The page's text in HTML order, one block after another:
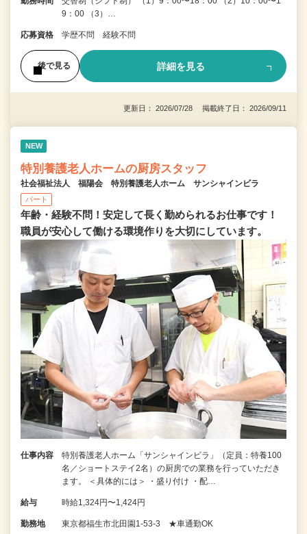
9：00 （3）…
応募資格 学歴不問 経験不問
後で見る 詳細を見る
更新日： 2026/07/28 掲載終了日： 2026/09/11
NEW
特別養護老人ホームの厨房スタッフ
社会福祉法人 福陽会 特別養護老人ホーム サンシャインビラ
パート
年齢・経験不問！安定して長く勤められるお仕事です！
職員が安心して働ける環境作りを大切にしています。
仕事内容
特別養護老人ホーム「サンシャインビラ」（定員：特養100
名／ショートステイ2名）の厨房での業務を行っていただき
ます。 ＜具体的には＞ ・盛り付け ・配…
給与 時給1,324円〜1,424円
勤務地 東京都福生市北田園1-53-3 ★車通勤OK